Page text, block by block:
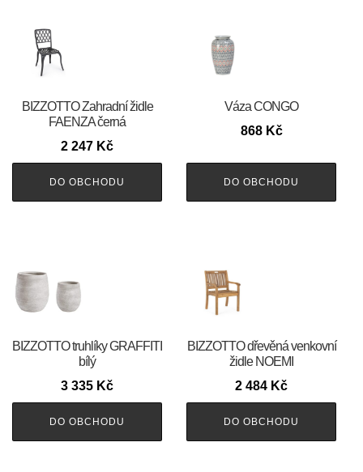
BIZZOTTO Zahradní židle
FAENZA černá
2 247 Kč
DO OBCHODU
Váza CONGO
868 Kč
DO OBCHODU
BIZZOTTO truhlíky GRAFFITI
bílý
3 335 Kč
DO OBCHODU
BIZZOTTO dřevěná venkovní
židle NOEMI
2 484 Kč
DO OBCHODU